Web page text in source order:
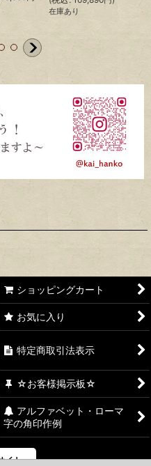
在庫あり
ショッピングカート
お気に入り
特定商取引法表示
☆お客様掲示板☆
アルファベット・ローマ
字の角印作例
イト